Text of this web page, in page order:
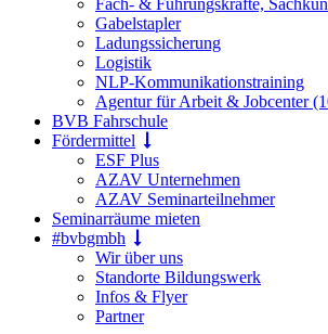
Fach- & Führungskräfte,
Gabelstapler
Ladungssicherung
Logistik
NLP-Kommunikationstraining
Agentur für Arbeit & Jobcenter
BVB Fahrschule
Fördermittel
ESF Plus
AZAV Unternehmen
AZAV Seminarteilnehmer
Seminarräume mieten
#bvbgmbh
Wir über uns
Standorte Bildungswerk
Infos & Flyer
Partner